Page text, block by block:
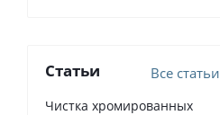
Статьи Все статьи
Чистка хромированных